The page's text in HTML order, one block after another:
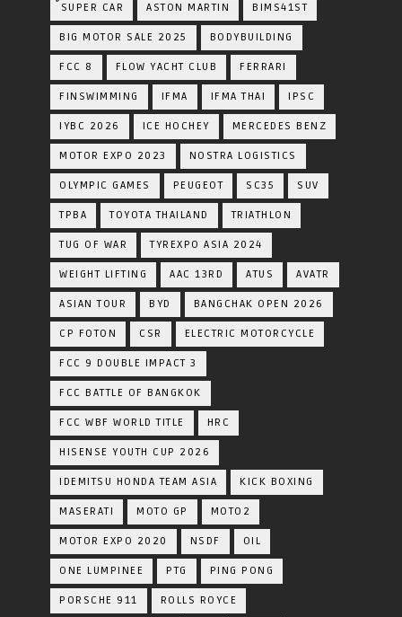
้SUPER CAR ASTON MARTIN BIMS41ST
BIG MOTOR SALE 2025 BODYBUILDING
FCC 8 FLOW YACHT CLUB FERRARI
FINSWIMMING IFMA IFMA THAI IPSC
IYBC 2026 ICE HOCHEY MERCEDES BENZ
MOTOR EXPO 2023 NOSTRA LOGISTICS
OLYMPIC GAMES PEUGEOT SC35 SUV
TPBA TOYOTA​ THAILAND​ TRIATHLON
TUG OF WAR TYREXPO ASIA 2024
WEIGHT LIFTING AAC 13RD ATUS AVATR
ASIAN TOUR BYD BANGCHAK OPEN 2026
CP FOTON CSR ELECTRIC MOTORCYCLE
FCC 9 DOUBLE IMPACT 3
FCC BATTLE OF BANGKOK
FCC WBF WORLD TITLE HRC
HISENSE YOUTH CUP 2026
IDEMITSU HONDA TEAM ASIA KICK BOXING
MASERATI MOTO GP MOTO2
MOTOR EXPO 2020 NSDF OIL
ONE LUMPINEE PTG PING PONG
PORSCHE 911 ROLLS ROYCE